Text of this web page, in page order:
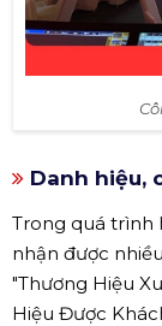
Danh hiệu,
Trong quá trình
nhận được
"Thương Hiệu
Hiệu Được